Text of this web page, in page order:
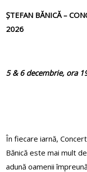
ȘTEFAN BĂNICĂ –
2026
5 & 6 decembrie, ora
În fiecare iarnă,
Bănică este mai mult
adună oamenii